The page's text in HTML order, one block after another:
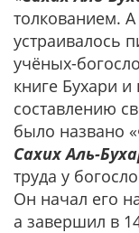
толкованием.
устраивалось
учёных-
книге Бухари
составлению
было названо «
Сахих Аль-
труда у
Он начал его
а завершил в